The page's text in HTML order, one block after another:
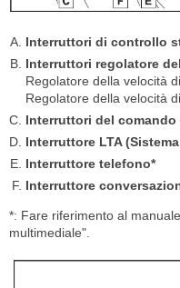
Interruttori di controllo
Interruttori regolatore
Regolatore della velocità
Regolatore della velocità
Interruttori del
Interruttore LTA
Interruttore telefono*
Interruttore
*: Fare riferimento al
multimediale".